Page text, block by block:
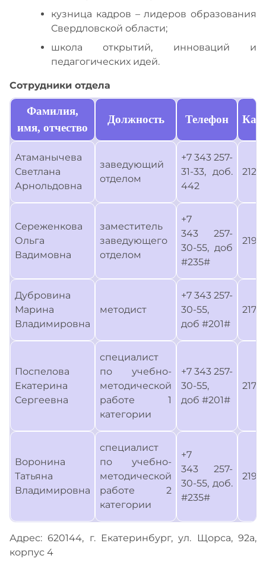
кузница кадров – лидеров образования
Свердловской области;
школа открытий, инноваций и
педагогических идей.
Сотрудники отдела
Фамилия,
имя, отчество
Должность Телефон
Атаманычева
Светлана
Арнольдовна
заведующий
отделом
+7 343 257-
31-33, доб.
442
212
Сереженкова
Ольга
Вадимовна
заместитель
заведующего
отделом
+7
343 257-
30-55, доб
#235#
219
Дубровина
Марина
Владимировна
методист
+7 343 257-
30-55,
доб #201#
217
Поспелова
Екатерина
Сергеевна
специалист
по учебно-
методической
работе 1
категории
+7 343 257-
30-55,
доб #201#
217
Воронина
Татьяна
Владимировна
специалист
по учебно-
методической
работе 2
категории
+7
343 257-
30-55, доб.
#235#
219
Адрес: 620144, г. Екатеринбург, ул. Щорса, 92а,
корпус 4